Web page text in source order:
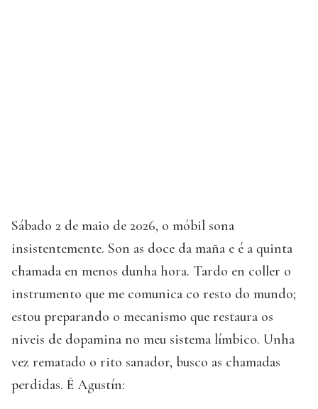
Sábado 2 de maio de 2026, o móbil sona
insistentemente. Son as doce da maña e é a quinta
chamada en menos dunha hora. Tardo en coller o
instrumento que me comunica co resto do mundo;
estou preparando o mecanismo que restaura os
niveis de dopamina no meu sistema límbico. Unha
vez rematado o rito sanador, busco as chamadas
perdidas. É Agustín: